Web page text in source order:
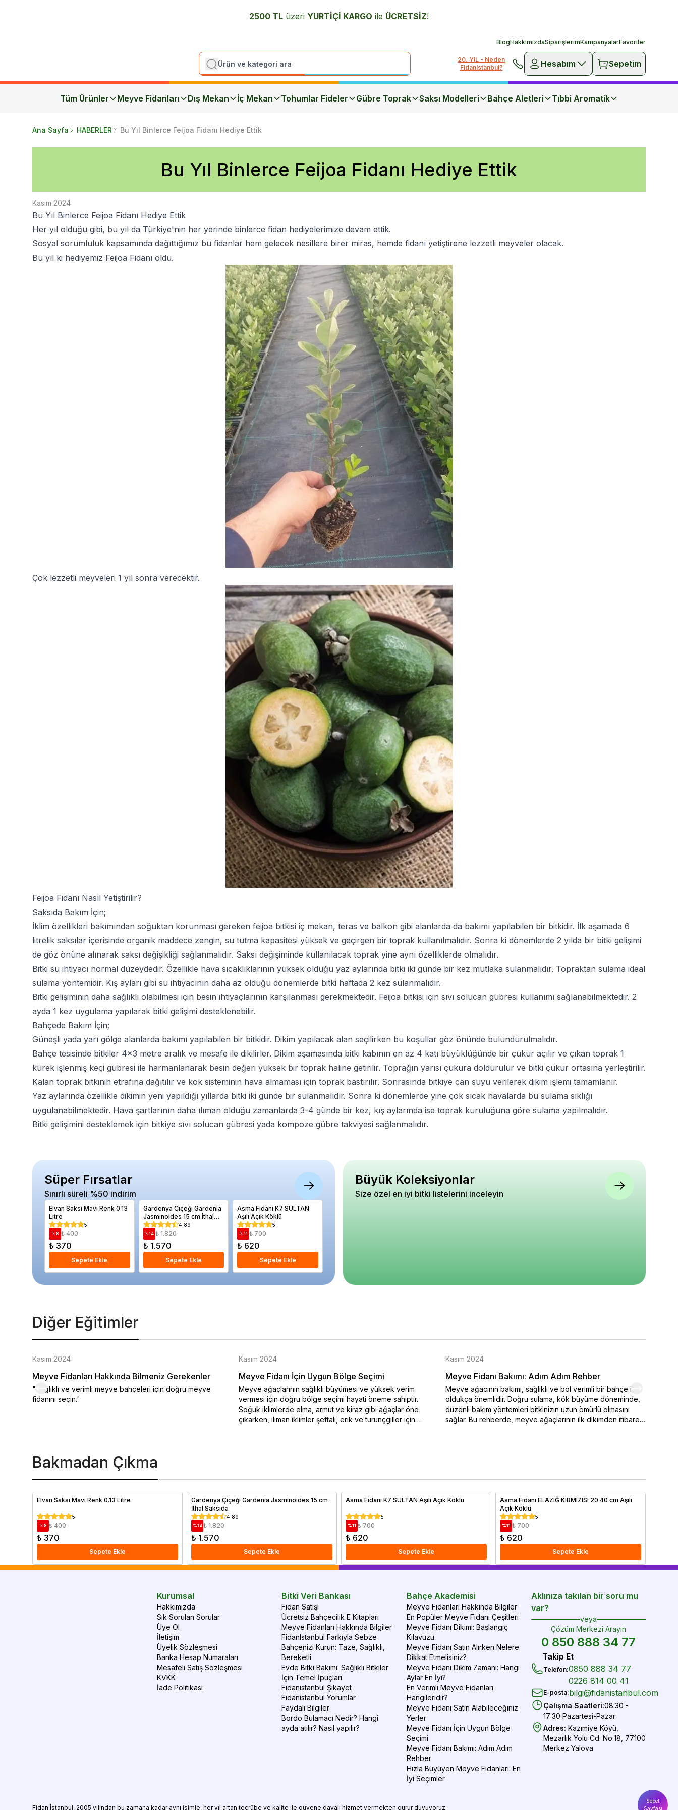
2500 TL üzeri YURTİÇİ KARGO ile ÜCRETSİZ!
BlogHakkımızdaSiparişlerimKampanyalarFavoriler
20. YIL - Neden
Fidanistanbul?
Hesabım Sepetim
Tüm Ürünler Meyve Fidanları Dış Mekan İç Mekan Tohumlar Fideler Gübre Toprak Saksı Modelleri Bahçe Aletleri Tıbbi Aromatik
Sepet
Sayfası
Ana Sayfa HABERLER Bu Yıl Binlerce Feijoa Fidanı Hediye Ettik
Bu Yıl Binlerce Feijoa Fidanı Hediye Ettik
Kasım 2024
Bu Yıl Binlerce Feijoa Fidanı Hediye Ettik
Her yıl olduğu gibi, bu yıl da Türkiye'nin her yerinde binlerce fidan hediyelerimize devam ettik.
Sosyal sorumluluk kapsamında dağıttığımız bu fidanlar hem gelecek nesillere birer miras, hemde fidanı yetiştirene lezzetli meyveler olacak.
Bu yıl ki hediyemiz Feijoa Fidanı oldu.
Çok lezzetli meyveleri 1 yıl sonra verecektir.
Feijoa Fidanı Nasıl Yetiştirilir?
Saksıda Bakım İçin;
İklim özellikleri bakımından soğuktan korunması gereken feijoa bitkisi iç mekan, teras ve balkon gibi alanlarda da bakımı yapılabilen bir bitkidir. İlk aşamada 6
litrelik saksılar içerisinde organik maddece zengin, su tutma kapasitesi yüksek ve geçirgen bir toprak kullanılmalıdır. Sonra ki dönemlerde 2 yılda bir bitki gelişimi
de göz önüne alınarak saksı değişikliği sağlanmalıdır. Saksı değişiminde kullanılacak toprak yine aynı özelliklerde olmalıdır.
Bitki su ihtiyacı normal düzeydedir. Özellikle hava sıcaklıklarının yüksek olduğu yaz aylarında bitki iki günde bir kez mutlaka sulanmalıdır. Topraktan sulama ideal
sulama yöntemidir. Kış ayları gibi su ihtiyacının daha az olduğu dönemlerde bitki haftada 2 kez sulanmalıdır.
Bitki gelişiminin daha sağlıklı olabilmesi için besin ihtiyaçlarının karşılanması gerekmektedir. Feijoa bitkisi için sıvı solucan gübresi kullanımı sağlanabilmektedir. 2
ayda 1 kez uygulama yapılarak bitki gelişimi desteklenebilir.
Bahçede Bakım İçin;
Güneşli yada yarı gölge alanlarda bakımı yapılabilen bir bitkidir. Dikim yapılacak alan seçilirken bu koşullar göz önünde bulundurulmalıdır.
Bahçe tesisinde bitkiler 4x3 metre aralık ve mesafe ile dikilirler. Dikim aşamasında bitki kabının en az 4 katı büyüklüğünde bir çukur açılır ve çıkan toprak 1
kürek işlenmiş keçi gübresi ile harmanlanarak besin değeri yüksek bir toprak haline getirilir. Toprağın yarısı çukura doldurulur ve bitki çukur ortasına yerleştirilir.
Kalan toprak bitkinin etrafına dağıtılır ve kök sisteminin hava almaması için toprak bastırılır. Sonrasında bitkiye can suyu verilerek dikim işlemi tamamlanır.
Yaz aylarında özellikle dikimin yeni yapıldığı yıllarda bitki iki günde bir sulanmalıdır. Sonra ki dönemlerde yine çok sıcak havalarda bu sulama sıklığı
uygulanabilmektedir. Hava şartlarının daha ılıman olduğu zamanlarda 3-4 günde bir kez, kış aylarında ise toprak kuruluğuna göre sulama yapılmalıdır.
Bitki gelişimini desteklemek için bitkiye sıvı solucan gübresi yada kompoze gübre takviyesi sağlanmalıdır.
Süper Fırsatlar
Sınırlı süreli %50 indirim
Elvan Saksı Mavi Renk 0.13
Litre
5
% 8 ₺ 400
₺ 370
Sepete Ekle
Gardenya Çiçeği Gardenia
Jasminoides 15 cm İthal
Saksıda
4.89
%14 ₺ 1.820
₺ 1.570
Sepete Ekle
Asma Fidanı K7 SULTAN
Aşılı Açık Köklü
5
%11 ₺ 700
₺ 620
Sepete Ekle
Büyük Koleksiyonlar
Size özel en iyi bitki listelerini inceleyin
Diğer Eğitimler
Kasım 2024
Meyve Fidanları Hakkında Bilmeniz Gerekenler
"Sağlıklı ve verimli meyve bahçeleri için doğru meyve
fidanını seçin."
Kasım 2024
Meyve Fidanı İçin Uygun Bölge Seçimi
Meyve ağaçlarının sağlıklı büyümesi ve yüksek verim
vermesi için doğru bölge seçimi hayati öneme sahiptir.
Soğuk iklimlerde elma, armut ve kiraz gibi ağaçlar öne
çıkarken, ılıman iklimler şeftali, erik ve turunçgiller için
verimli ve sağlıklı meyve hasadı elde edebilirsiniz.
Kasım 2024
Meyve Fidanı Bakımı: Adım Adım Rehber
Meyve ağacının bakımı, sağlıklı ve bol verimli bir bahçe için
oldukça önemlidir. Doğru sulama, kök büyüme döneminde,
düzenli bakım yöntemleri bitkinizin uzun ömürlü olmasını
sağlar. Bu rehberde, meyve ağaçlarının ilk dikimden itibaren
almak için ipuçlarımızı hemen bitiriyoruz!
Bakmadan Çıkma
Elvan Saksı Mavi Renk 0.13 Litre
5
% 8 ₺ 400
₺ 370
Sepete Ekle
Gardenya Çiçeği Gardenia Jasminoides 15 cm
İthal Saksıda
4.89
%14 ₺ 1.820
₺ 1.570
Sepete Ekle
Asma Fidanı K7 SULTAN Aşılı Açık Köklü
5
%11 ₺ 700
₺ 620
Sepete Ekle
Asma Fidanı ELAZIĞ KIRMIZISI 20 40 cm Aşılı
Açık Köklü
5
%11 ₺ 700
₺ 620
Sepete Ekle
Kurumsal
Hakkımızda
Sık Sorulan Sorular
Üye Ol
İletişim
Üyelik Sözleşmesi
Banka Hesap Numaraları
Mesafeli Satış Sözleşmesi
KVKK
İade Politikası
Bitki Veri Bankası
Fidan Satışı
Ücretsiz Bahçecilik E Kitapları
Meyve Fidanları Hakkında Bilgiler
FidanIstanbul Farkıyla Sebze
Bahçenizi Kurun: Taze, Sağlıklı,
Bereketli
Evde Bitki Bakımı: Sağlıklı Bitkiler
İçin Temel İpuçları
Fidanistanbul Şikayet
Fidanistanbul Yorumlar
Faydalı Bilgiler
Bordo Bulamacı Nedir? Hangi
ayda atılır? Nasıl yapılır?
Bahçe Akademisi
Meyve Fidanları Hakkında Bilgiler
En Popüler Meyve Fidanı Çeşitleri
Meyve Fidanı Dikimi: Başlangıç
Kılavuzu
Meyve Fidanı Satın Alırken Nelere
Dikkat Etmelisiniz?
Meyve Fidanı Dikim Zamanı: Hangi
Aylar En İyi?
En Verimli Meyve Fidanları
Hangileridir?
Meyve Fidanı Satın Alabileceğiniz
Yerler
Meyve Fidanı İçin Uygun Bölge
Seçimi
Meyve Fidanı Bakımı: Adım Adım
Rehber
Hızla Büyüyen Meyve Fidanları: En
İyi Seçimler
Aklınıza takılan bir soru mu
var?
veya
Çözüm Merkezi Arayın
0 850 888 34 77
Takip Et
Telefon:0850 888 34 77
0226 814 00 41
E-posta:bilgi@fidanistanbul.com
Çalışma Saatleri:08:30 -
17:30 Pazartesi-Pazar
Adres: Kazımiye Köyü,
Mezarlık Yolu Cd. No:18, 77100
Merkez Yalova
Fidan İstanbul, 2005 yılından bu zamana kadar aynı isimle, her yıl artan tecrübe ve kalite ile güvene dayalı hizmet vermekten gurur duyuyoruz.